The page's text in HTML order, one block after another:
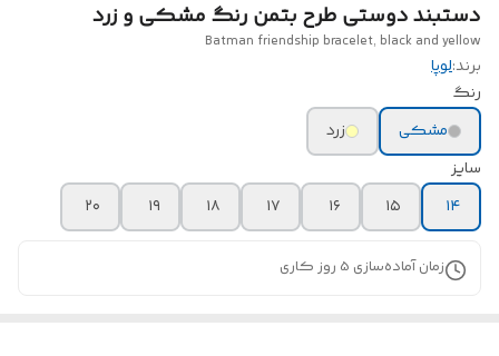
دستبند دوستی طرح بتمن رنگ مشکی و زرد
Batman friendship bracelet, black and yellow
برند:لوپا
رنگ
مشکی
زرد
سایز
۱۴
۱۵ ۱۶ ۱۷ ۱۸ ۱۹ ۲۰
زمان آماده‌سازی 5 روز کاری